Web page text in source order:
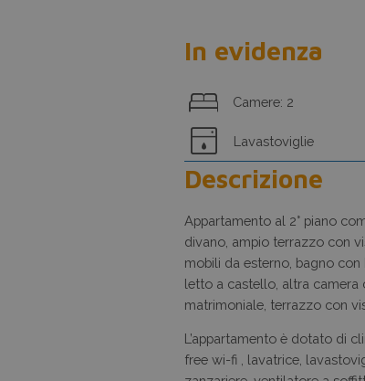
In evidenza
bed Camere: 2
dishwasher Lavastoviglie
Descrizione
Appartamento al 2° piano
divano, ampio terrazzo con
mobili da esterno, bagno
letto a castello, altra
matrimoniale, terrazzo con
L’appartamento è dotato di
free wi-fi , lavatrice,